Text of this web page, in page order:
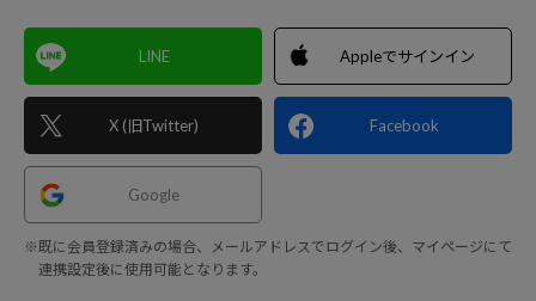
LINE
X (旧Twitter)
Appleでサインイン
Facebook
Google
※既に会員登録済みの場合、メールアドレスでログイン後、マイページにて
連携設定後に使用可能となります。